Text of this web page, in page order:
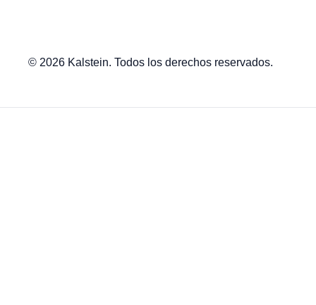
© 2026 Kalstein. Todos los derechos reservados.